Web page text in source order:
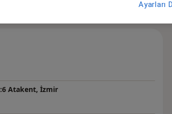
Atakent, İzmir
Ayarları